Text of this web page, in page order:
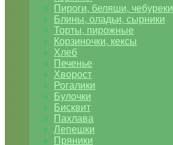
Пироги, беляши, чебуреки
Блины, оладьи, сырники
Торты, пирожные
Корзиночки, кексы
Хлеб
Печенье
Хворост
Рогалики
Булочки
Бисквит
Пахлава
Лепешки
Пряники